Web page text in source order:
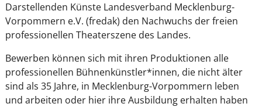
Darstellenden Künste Landesverband Mecklenburg-
Vorpommern e.V. (fredak) den Nachwuchs der freien
professionellen Theaterszene des Landes.
Bewerben können sich mit ihren Produktionen alle
professionellen Bühnenkünstler*innen, die nicht älter
sind als 35 Jahre, in Mecklenburg-Vorpommern leben
und arbeiten oder hier ihre Ausbildung erhalten haben